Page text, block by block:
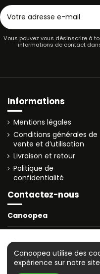
🚚
Vous pouvez vous désinscrire à
informations de contact
Informations
Mentions légales
Conditions générales de
vente et d’utilisation
Livraison et retour
Politique de
confidentialité
Contactez-nous
Canoopea
© 2025 canoopea.com
Canoopea utilise des
expérience sur notre